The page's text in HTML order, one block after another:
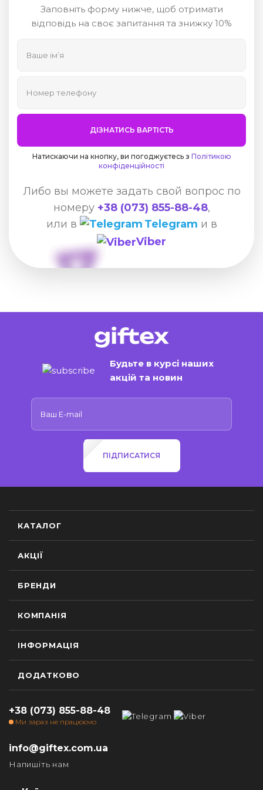
Заповніть форму нижче, щоб отримати
відповідь на своє запитання та знижку 10%
ДІЗНАТИСЬ ВАРТІСТЬ
Натискаючи на кнопку, ви погоджуєтесь з Політикою
конфіденційності
Либо вы можете задать свой вопрос по
номеру +38 (073) 855-88-48,
или в
Telegram и в
Viber
Будьте в курсі наших
акцій та новин
ПІДПИСАТИСЯ
КАТАЛОГ
АКЦІЇ
БРЕНДИ
КОМПАНІЯ
ІНФОРМАЦІЯ
ДОДАТКОВО
+38 (073) 855-88-48
Ми зараз не працюємо
info@giftex.com.ua
Напишіть нам